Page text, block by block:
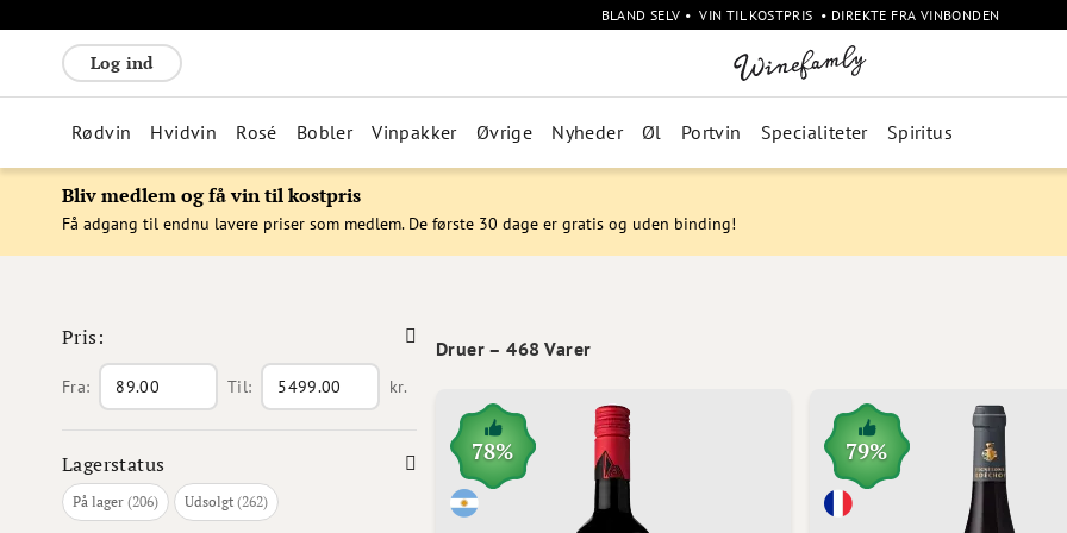
BLAND SELV • VIN TIL KOSTPRIS • DIREKTE FRA VINBONDEN
Log ind
Rødvin Hvidvin Rosé Bobler Vinpakker Øvrige Nyheder Øl Portvin Specialiteter Spiritus
Bliv medlem og få vin til kostpris
Få adgang til endnu lavere priser som medlem. De første 30 dage er gratis og uden binding!
Pris:
Fra: Til: kr.
Lagerstatus
På lager 206
varer Udsolgt 262
varer
Druer–468 Varer
78% 79%